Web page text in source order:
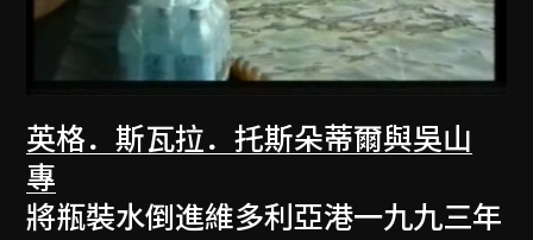
英格．斯瓦拉．托斯朵蒂爾與吳山
專
將瓶裝水倒進維多利亞港一九九三年